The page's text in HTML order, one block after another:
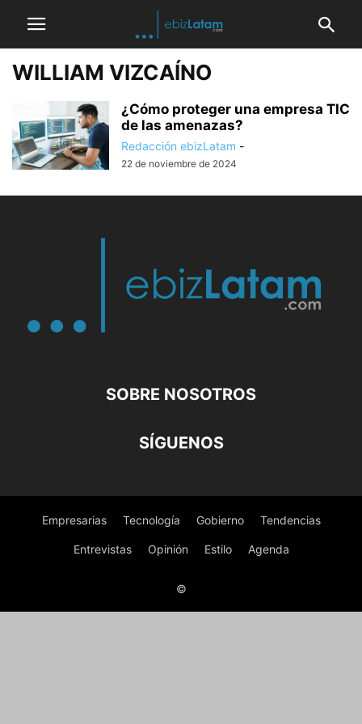
WILLIAM VIZCAÍNO
¿Cómo proteger una empresa TIC
de las amenazas?
Redacción ebizLatam -
22 de noviembre de 2024
SOBRE NOSOTROS
SÍGUENOS
Empresarias Tecnología Gobierno Tendencias
Entrevistas Opinión Estilo Agenda
©